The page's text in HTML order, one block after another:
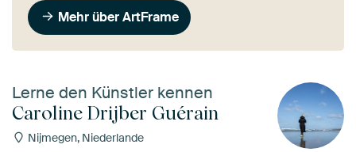
Mehr über ArtFrame
Lerne den Künstler kennen
Caroline Drijber Guérain
Nijmegen, Niederlande